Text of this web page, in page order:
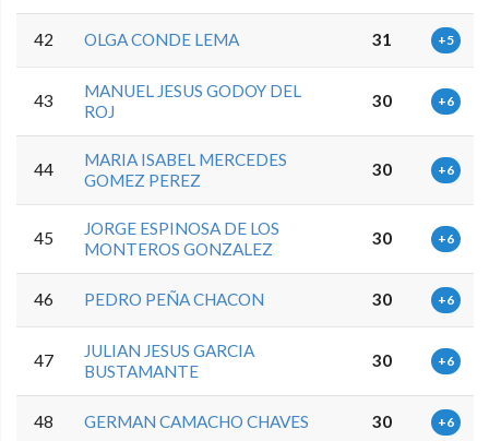
42 OLGA CONDE LEMA 31 +5
43
MANUEL JESUS GODOY DEL
ROJ
30 +6
44
MARIA ISABEL MERCEDES
GOMEZ PEREZ
30 +6
45
JORGE ESPINOSA DE LOS
MONTEROS GONZALEZ
30 +6
46 PEDRO PEÑA CHACON 30 +6
47
JULIAN JESUS GARCIA
BUSTAMANTE
30 +6
48 GERMAN CAMACHO CHAVES 30 +6